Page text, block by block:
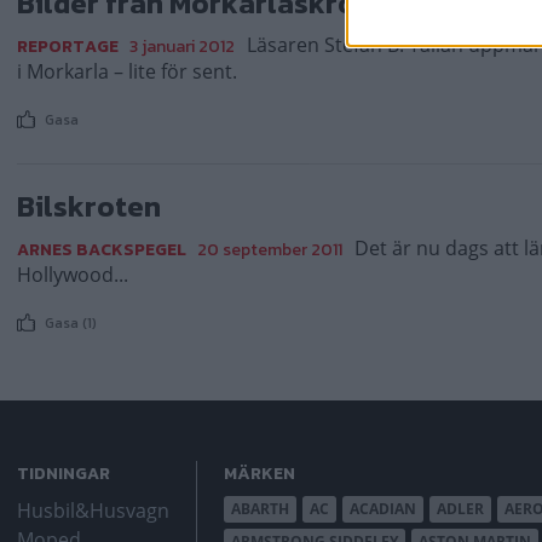
REPORTAGE 3 januari 2012 Läsaren Stefan B. Talian
i Morkarla – lite för sent.
Gasa
Bilskroten
ARNES BACKSPEGEL 20 september 2011 Det är nu dags att
Hollywood...
Gasa (1)
TIDNINGAR
Husbil&Husvagn
MÄRKEN
ABARTH AC ACADIAN ADLER